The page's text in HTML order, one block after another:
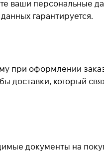
ваши персональные
гарантируется.
при оформлении
доставки, который
документы на